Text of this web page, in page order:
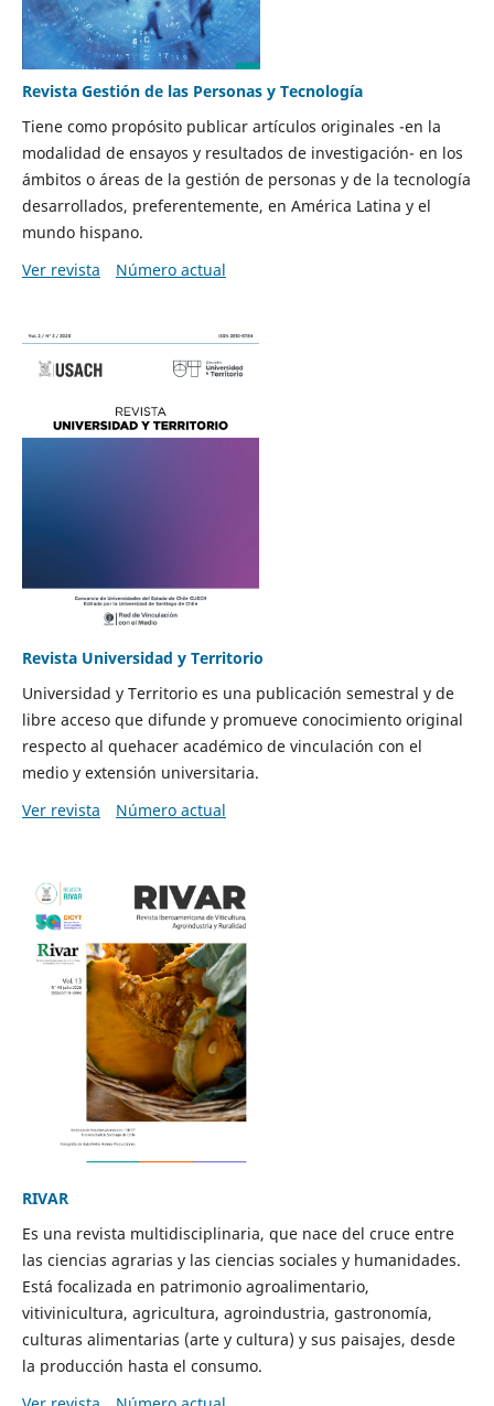
Revista Gestión de las Personas y Tecnología
Tiene como propósito publicar artículos originales -en la
modalidad de ensayos y resultados de investigación- en los
ámbitos o áreas de la gestión de personas y de la tecnología
desarrollados, preferentemente, en América Latina y el
mundo hispano.
Ver revista
Número actual
Revista Universidad y Territorio
Universidad y Territorio es una publicación semestral y de
libre acceso que difunde y promueve conocimiento original
respecto al quehacer académico de vinculación con el
medio y extensión universitaria.
Ver revista
Número actual
RIVAR
Es una revista multidisciplinaria, que nace del cruce entre
las ciencias agrarias y las ciencias sociales y humanidades.
Está focalizada en patrimonio agroalimentario,
vitivinicultura, agricultura, agroindustria, gastronomía,
culturas alimentarias (arte y cultura) y sus paisajes, desde
la producción hasta el consumo.